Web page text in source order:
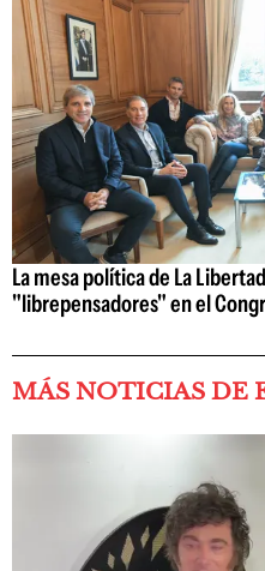
La mesa política de La
"librepensadores" en el
MÁS NOTICIAS DE